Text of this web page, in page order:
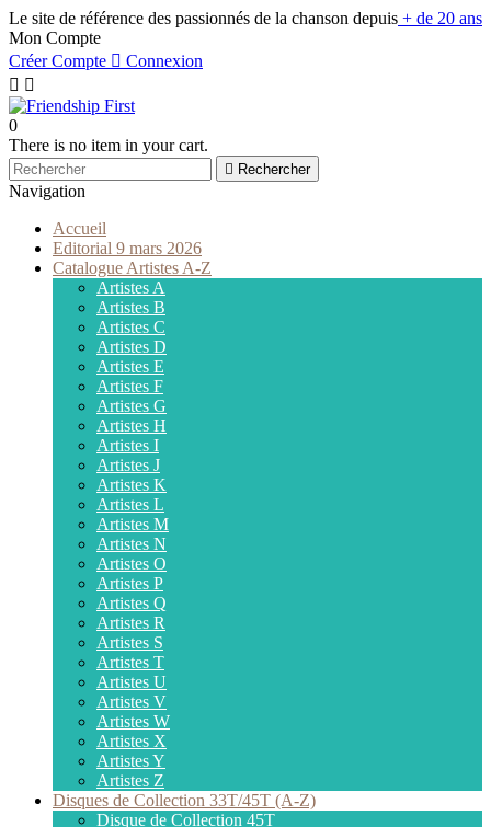
Le site de référence des passionnés de la chanson depuis + de 20 ans
Mon Compte
Créer Compte  Connexion
 
0
There is no item in your cart.
 Rechercher
Navigation
Accueil
Editorial 9 mars 2026
Catalogue Artistes A-Z
Artistes A
Artistes B
Artistes C
Artistes D
Artistes E
Artistes F
Artistes G
Artistes H
Artistes I
Artistes J
Artistes K
Artistes L
Artistes M
Artistes N
Artistes O
Artistes P
Artistes Q
Artistes R
Artistes S
Artistes T
Artistes U
Artistes V
Artistes W
Artistes X
Artistes Y
Artistes Z
Disques de Collection 33T/45T (A-Z)
Disque de Collection 45T